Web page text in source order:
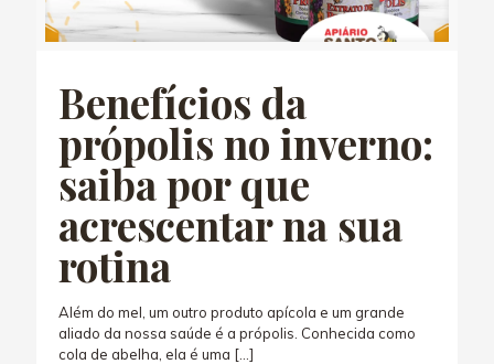
Benefícios da
própolis no inverno:
saiba por que
acrescentar na sua
rotina
Além do mel, um outro produto apícola e um grande
aliado da nossa saúde é a própolis. Conhecida como
cola de abelha, ela é uma […]